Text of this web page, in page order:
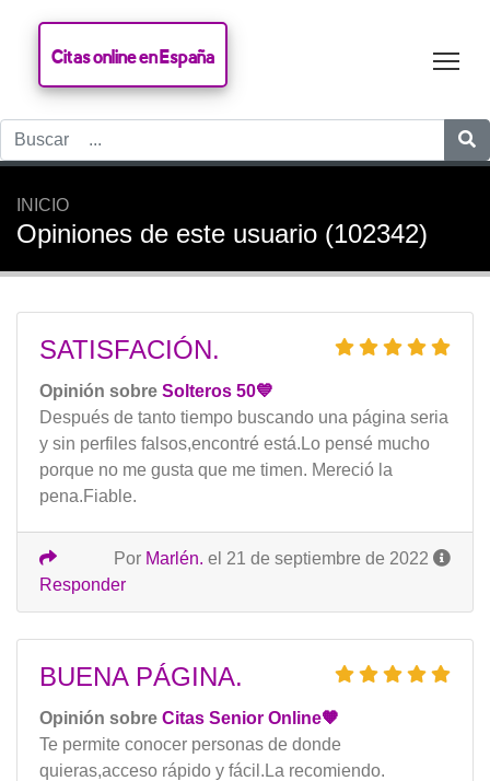
Citas online en España
INICIO
Opiniones de este usuario (102342)
SATISFACIÓN.
Opinión sobre Solteros 50💙
Después de tanto tiempo buscando una página seria
y sin perfiles falsos,encontré está.Lo pensé mucho
porque no me gusta que me timen. Mereció la
pena.Fiable.
Por Marlén. el 21 de septiembre de 2022
Responder
BUENA PÁGINA.
Opinión sobre Citas Senior Online🧡
Te permite conocer personas de donde
quieras,acceso rápido y fácil.La recomiendo.